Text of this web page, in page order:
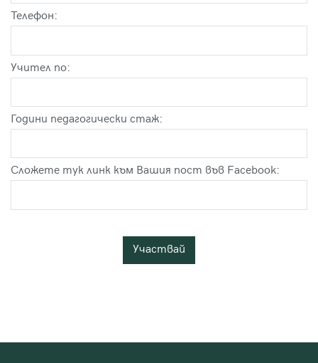
Телефон:
Учител по:
Години педагогически стаж:
Сложете тук линк към Вашия пост във Facebook: